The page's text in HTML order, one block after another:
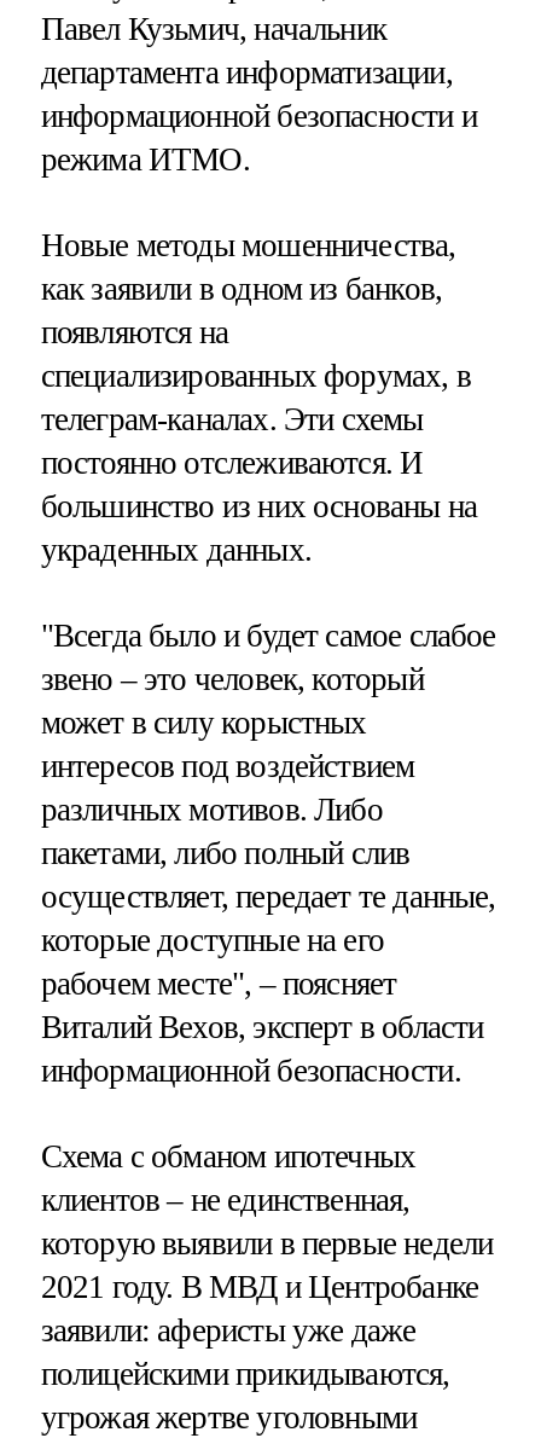
Павел Кузьмич, начальник
департамента информатизации,
информационной безопасности и
режима ИТМО.
Новые методы мошенничества,
как заявили в одном из банков,
появляются на
специализированных форумах, в
телеграм-каналах. Эти схемы
постоянно отслеживаются. И
большинство из них основаны на
украденных данных.
"Всегда было и будет самое слабое
звено – это человек, который
может в силу корыстных
интересов под воздействием
различных мотивов. Либо
пакетами, либо полный слив
осуществляет, передает те данные,
которые доступные на его
рабочем месте", – поясняет
Виталий Вехов, эксперт в области
информационной безопасности.
Схема с обманом ипотечных
клиентов – не единственная,
которую выявили в первые недели
2021 году. В МВД и Центробанке
заявили: аферисты уже даже
полицейскими прикидываются,
угрожая жертве уголовными